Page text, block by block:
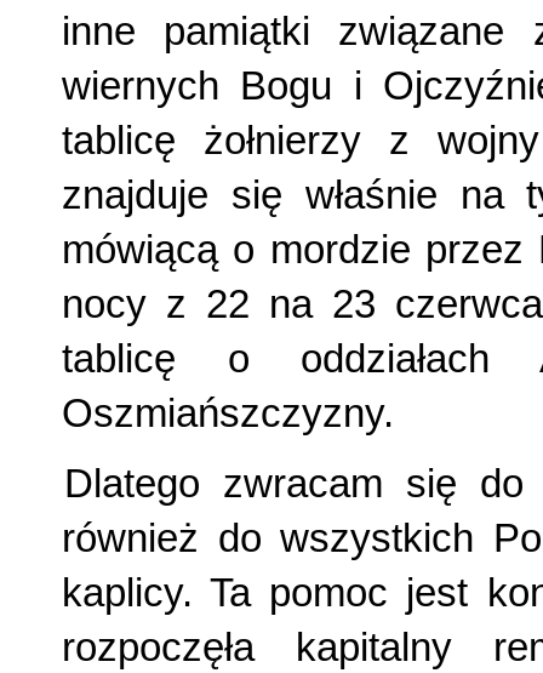
inne pamiątki związane
wiernych Bogu i
tablicę żołnierzy z
znajduje się właśnie na
mówiącą o mordzie
nocy z 22 na 23
tablicę o oddziałach
Oszmiańszczyzny.
Dlatego zwracam się do
również do wszystkich
kaplicy. Ta pomoc jest
rozpoczęła kapitalny